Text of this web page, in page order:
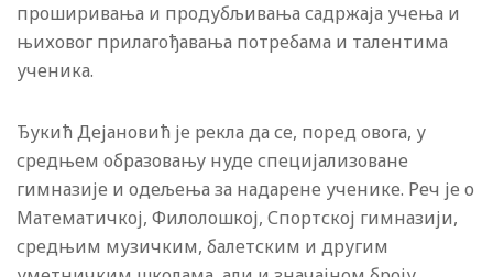
проширивања и продубљивања садржаја учења и
њиховог прилагођавања потребама и талентима
ученика.
Ђукић Дејановић је рекла да се, поред овога, у
средњем образовању нуде специјализоване
гимназије и одељења за надарене ученике. Реч је о
Математичкој, Филолошкој, Спортској гимназији,
средњим музичким, балетским и другим